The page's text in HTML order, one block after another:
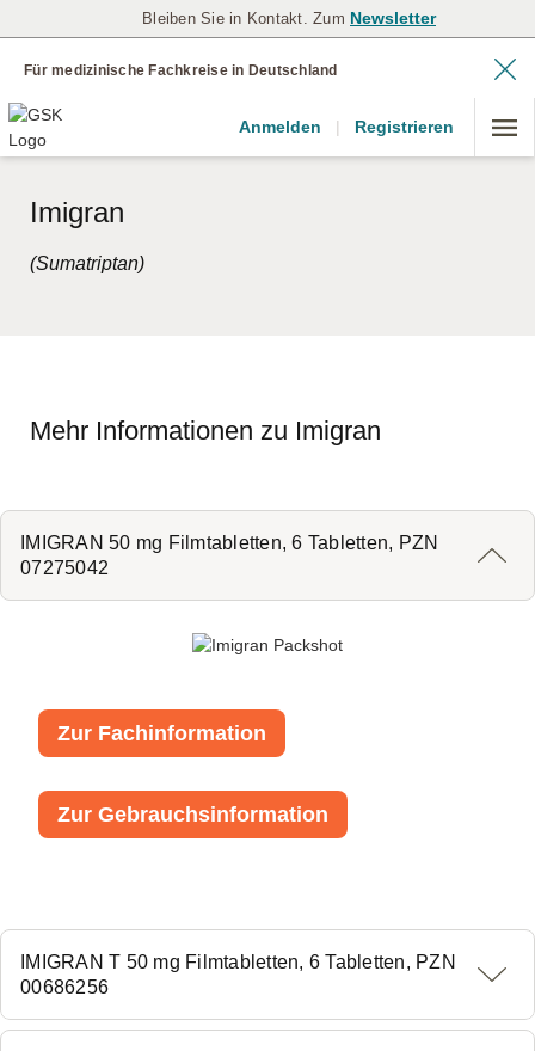
Bleiben Sie in Kontakt. Zum Newsletter
Für medizinische Fachkreise in Deutschland
Anmelden | Registrieren
Imigran
(Sumatriptan)
Mehr Informationen zu Imigran
IMIGRAN 50 mg Filmtabletten, 6 Tabletten, PZN
07275042
Zur Fachinformation
Zur Gebrauchsinformation
IMIGRAN T 50 mg Filmtabletten, 6 Tabletten, PZN
00686256